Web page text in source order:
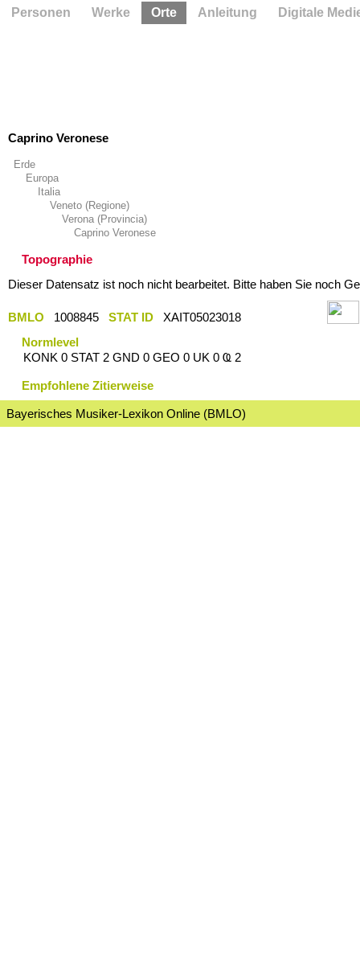
Caprino Veronese
Erde
Europa
Italia
Veneto (Regione)
Verona (Provincia)
Caprino Veronese
Topographie
Dieser Datensatz ist noch nicht bearbeitet. Bitte haben Sie noch
BMLO 1008845 STAT ID
XAIT05023018
Normlevel
KONK 0 STAT 2 GND 0 GEO 0 UK 0 Ҩ 2
Empfohlene Zitierweise
Bayerisches Musiker-Lexikon Online (BMLO)
Personen Werke Orte Anleitung Digitale